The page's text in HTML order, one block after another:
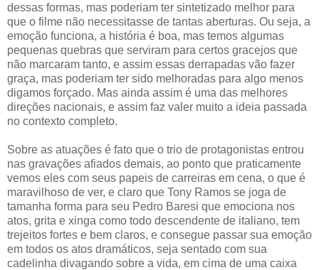
dessas formas, mas poderiam ter sintetizado melhor para
que o filme não necessitasse de tantas aberturas. Ou seja, a
emoção funciona, a história é boa, mas temos algumas
pequenas quebras que serviram para certos gracejos que
não marcaram tanto, e assim essas derrapadas vão fazer
graça, mas poderiam ter sido melhoradas para algo menos
digamos forçado. Mas ainda assim é uma das melhores
direções nacionais, e assim faz valer muito a ideia passada
no contexto completo.
Sobre as atuações é fato que o trio de protagonistas entrou
nas gravações afiados demais, ao ponto que praticamente
vemos eles com seus papeis de carreiras em cena, o que é
maravilhoso de ver, e claro que Tony Ramos se joga de
tamanha forma para seu Pedro Baresi que emociona nos
atos, grita e xinga como todo descendente de italiano, tem
trejeitos fortes e bem claros, e consegue passar sua emoção
em todos os atos dramáticos, seja sentado com sua
cadelinha divagando sobre a vida, em cima de uma caixa